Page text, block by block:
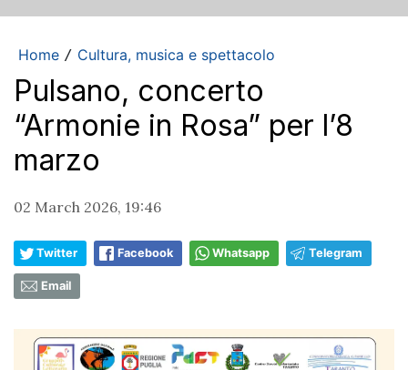
Home / Cultura, musica e spettacolo
Pulsano, concerto
“Armonie in Rosa” per l’8
marzo
02 March 2026, 19:46
Twitter Facebook Whatsapp Telegram
Email